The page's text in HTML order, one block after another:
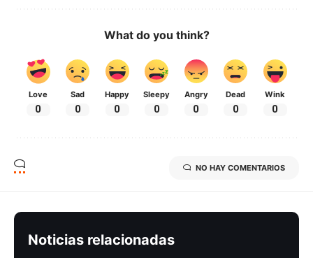
What do you think?
Love
0
Sad
0
Happy
0
Sleepy
0
Angry
0
Dead
0
Wink
0
NO HAY COMENTARIOS
Noticias relacionadas